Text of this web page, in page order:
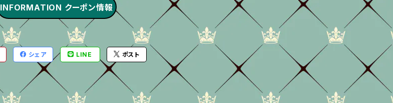
INFORMATION クーポン情報
シェア LINE ポスト